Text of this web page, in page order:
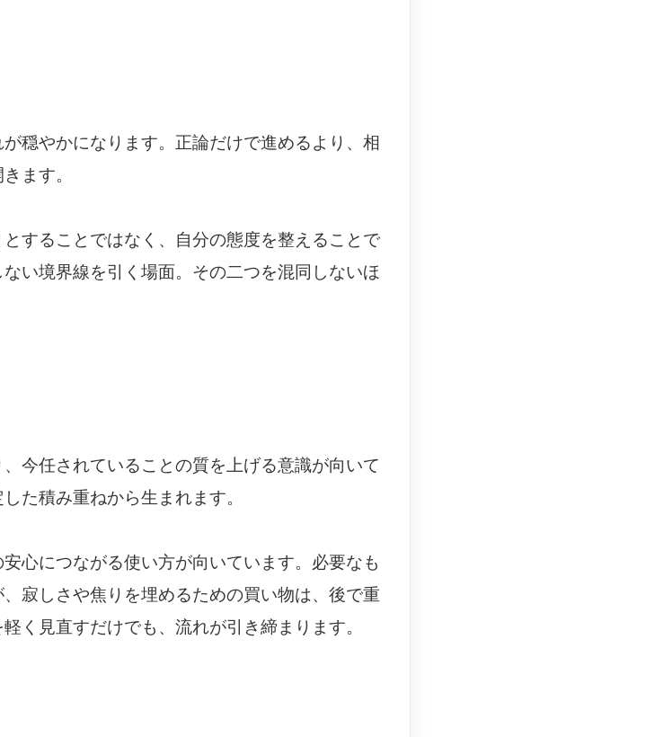
穏やかになります。正論だけで進めるより、相
ます。
することではなく、自分の態度を整えることで
い境界線を引く場面。その二つを混同しないほ
今任されていることの質を上げる意識が向いて
た積み重ねから生まれます。
心につながる使い方が向いています。必要なも
寂しさや焦りを埋めるための買い物は、後で重
く見直すだけでも、流れが引き締まります。